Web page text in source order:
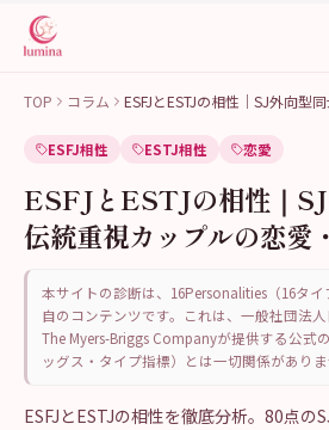
TOP コラム ESFJとESTJの相性｜SJ外向型
ESFJ相性 ESTJ相性 恋愛
ESFJとESTJの相性｜
伝統重視カップルの恋愛
本サイトの診断は、16Personalities（16タ
自のコンテンツです。これは、一般社団法
The Myers-Briggs Companyが提供する公式
ッグス・タイプ指標）とは一切関係がありま
ESFJとESTJの相性を徹底分析。80点の